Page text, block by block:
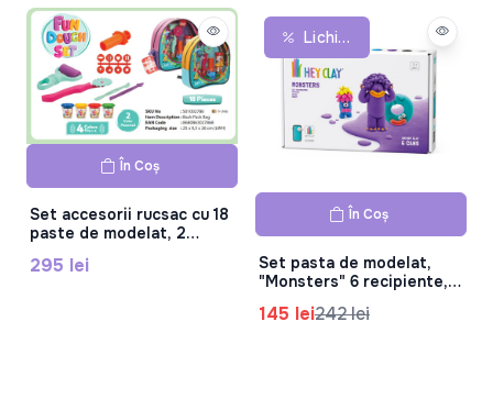
În Coș
Set accesorii rucsac cu 18
paste de modelat, 2
295 lei
Lichidare De Stoc
În Coș
Set pasta de modelat,
"Monsters" 6 recipiente,
145 lei242 lei